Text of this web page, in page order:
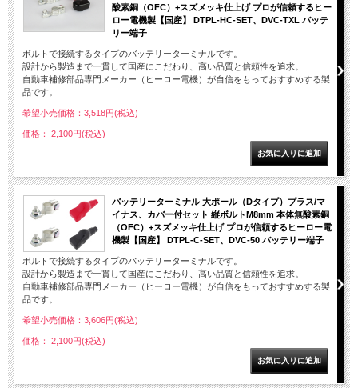
酸素銅（OFC）+スズメッキ仕上げ プロが信頼するヒー
ロー電機製【国産】 DTPL-HC-SET、DVC-TXL バッテ
リー端子
ボルトで接続するタイプのバッテリーターミナルです。
設計から製造まで一貫して国産にこだわり、高い品質と信頼性を追求。
自動車補修部品専門メーカー（ヒーロー電機）が自信をもっておすすめする製
品です。
希望小売価格：3,518円(税込)
価格： 2,100円(税込)
バッテリーターミナル 大ポール（Dタイプ）プラス/マ
イナス、カバー付セット 縦ボルトM8mm 本体無酸素銅
（OFC）+スズメッキ仕上げ プロが信頼するヒーロー電
機製【国産】 DTPL-C-SET、DVC-50 バッテリー端子
ボルトで接続するタイプのバッテリーターミナルです。
設計から製造まで一貫して国産にこだわり、高い品質と信頼性を追求。
自動車補修部品専門メーカー（ヒーロー電機）が自信をもっておすすめする製
品です。
希望小売価格：3,606円(税込)
価格： 2,100円(税込)